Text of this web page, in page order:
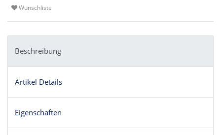
Wunschliste
Beschreibung
Artikel Details
Eigenschaften